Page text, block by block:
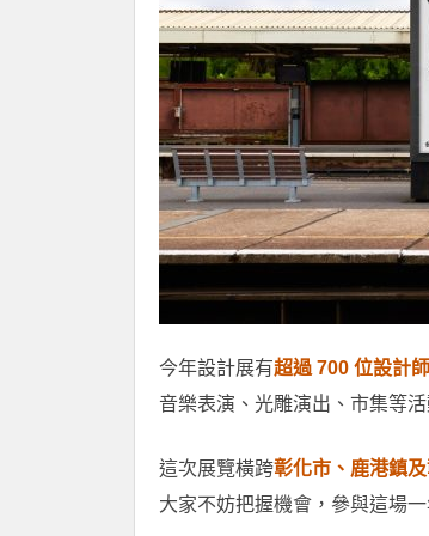
今年設計展有超過 700 位設計
音樂表演、光雕演出、市集等
這次展覽橫跨彰化市、鹿港鎮
大家不妨把握機會，參與這場